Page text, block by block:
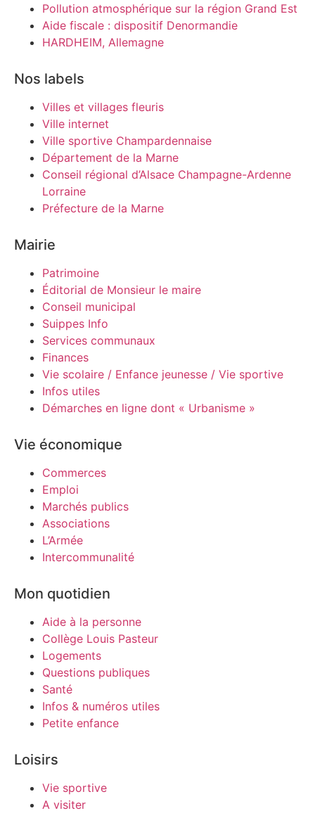
Pollution atmosphérique sur la région Grand Est
Aide fiscale : dispositif Denormandie
HARDHEIM, Allemagne
Nos labels
Villes et villages fleuris
Ville internet
Ville sportive Champardennaise
Département de la Marne
Conseil régional d’Alsace Champagne-Ardenne
Lorraine
Préfecture de la Marne
Mairie
Patrimoine
Éditorial de Monsieur le maire
Conseil municipal
Suippes Info
Services communaux
Finances
Vie scolaire / Enfance jeunesse / Vie sportive
Infos utiles
Démarches en ligne dont « Urbanisme »
Vie économique
Commerces
Emploi
Marchés publics
Associations
L’Armée
Intercommunalité
Mon quotidien
Aide à la personne
Collège Louis Pasteur
Logements
Questions publiques
Santé
Infos & numéros utiles
Petite enfance
Loisirs
Vie sportive
A visiter